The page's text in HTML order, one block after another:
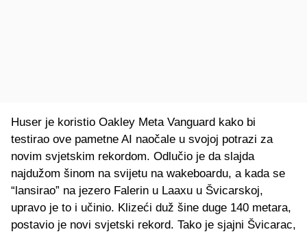
Huser je koristio Oakley Meta Vanguard kako bi
testirao ove pametne AI naočale u svojoj potrazi za
novim svjetskim rekordom. Odlučio je da slajda
najdužom šinom na svijetu na wakeboardu, a kada se
“lansirao” na jezero Falerin u Laaxu u Švicarskoj,
upravo je to i učinio. Klizeći duž šine duge 140 metara,
postavio je novi svjetski rekord. Tako je sjajni Švicarac,